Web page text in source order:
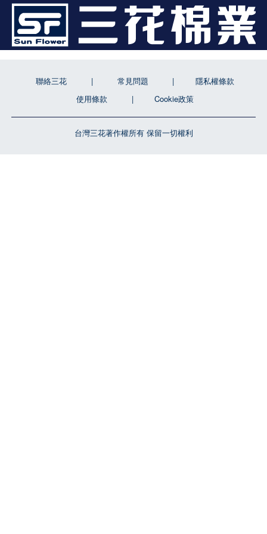
台灣三花著作權所有 保留一切權利
聯絡三花 常見問題
隱私權條款
使用條款
Cookie政策